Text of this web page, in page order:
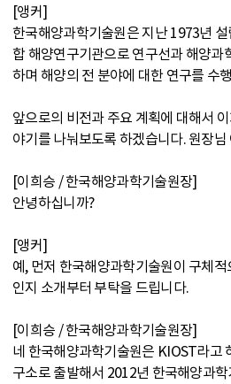
[앵커]
한국해양과학기술원은 지난 1973년
합 해양연구기관으로 연구선과 해양과
하며 해양의 전 분야에 대한 연구를 수
앞으로의 비전과 주요 계획에 대해서
야기를 나눠보도록 하겠습니다. 원장님
[이희승 / 한국해양과학기술원장]
안녕하십니까?
[앵커]
예, 먼저 한국해양과학기술원이 구체
인지 소개부터 부탁을 드립니다.
[이희승 / 한국해양과학기술원장]
네 한국해양과학기술원은 KIOST라고
구소로 출발해서 2012년 한국해양과